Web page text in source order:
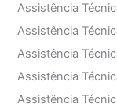
Assistência
Assistência
Assistência
Assistência
Assistência